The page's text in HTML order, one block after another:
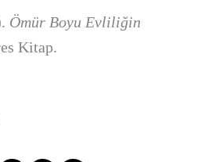
Ömür Boyu Evliliğin
Kitap.